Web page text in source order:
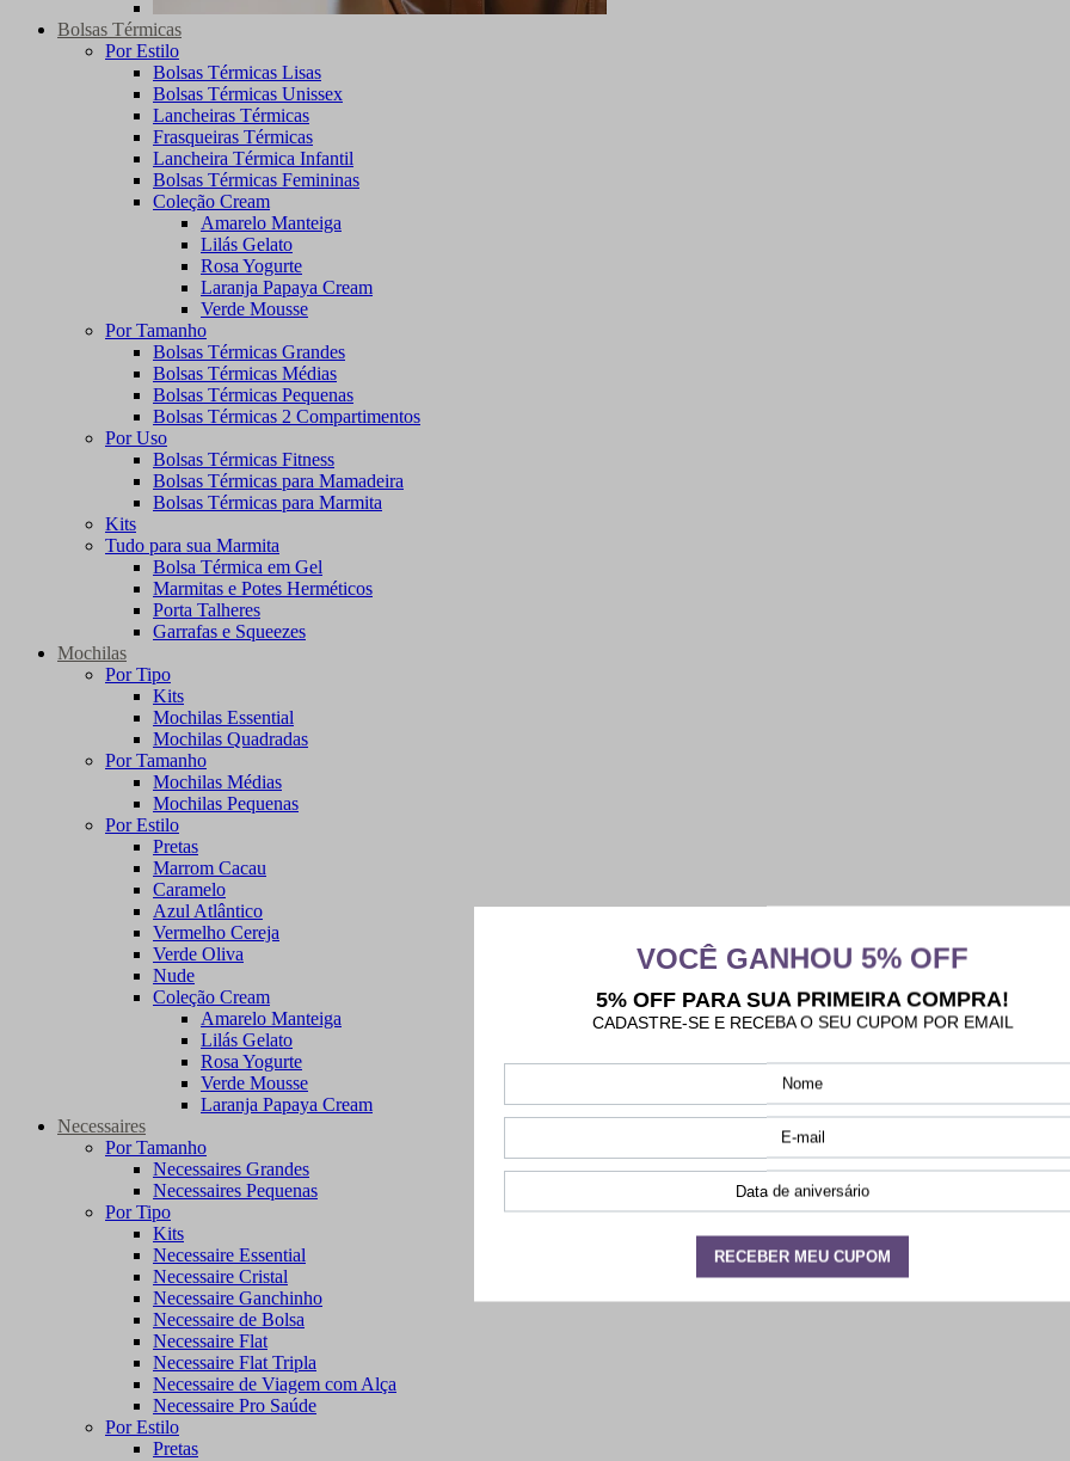
Bolsas Térmicas
Por Estilo
Bolsas Térmicas Lisas
Bolsas Térmicas Unissex
Lancheiras Térmicas
Frasqueiras Térmicas
Lancheira Térmica Infantil
Bolsas Térmicas Femininas
Coleção Cream
Amarelo Manteiga
Lilás Gelato
Rosa Yogurte
Laranja Papaya Cream
Verde Mousse
Por Tamanho
Bolsas Térmicas Grandes
Bolsas Térmicas Médias
Bolsas Térmicas Pequenas
Bolsas Térmicas 2 Compartimentos
Por Uso
Bolsas Térmicas Fitness
Bolsas Térmicas para Mamadeira
Bolsas Térmicas para Marmita
Kits
Tudo para sua Marmita
Bolsa Térmica em Gel
Marmitas e Potes Herméticos
Porta Talheres
Garrafas e Squeezes
Mochilas
Por Tipo
Kits
Mochilas Essential
Mochilas Quadradas
Por Tamanho
Mochilas Médias
Mochilas Pequenas
Por Estilo
Pretas
Marrom Cacau
Caramelo
Azul Atlântico
Vermelho Cereja
Verde Oliva
Nude
Coleção Cream
Amarelo Manteiga
Lilás Gelato
Rosa Yogurte
Verde Mousse
Laranja Papaya Cream
Necessaires
Por Tamanho
Necessaires Grandes
Necessaires Pequenas
Por Tipo
Kits
Necessaire Essential
Necessaire Cristal
Necessaire Ganchinho
Necessaire de Bolsa
Necessaire Flat
Necessaire Flat Tripla
Necessaire de Viagem com Alça
Necessaire Pro Saúde
Por Estilo
Pretas